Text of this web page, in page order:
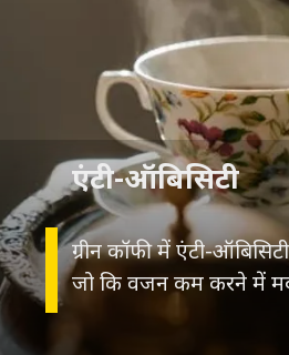
ग्रीन कॉफी में एंटी-
जो कि वजन कम करने में
एंटी-ऑबिसिटी